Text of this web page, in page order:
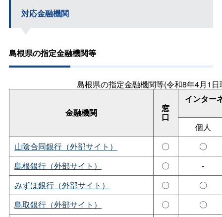
対応金融機関
島根県の指定金融機関等
島根県の指定金融機関等(令和8年4月1日
金融機関 窓
口
インター
個人
山陰合同銀行（外部サイト）
〇
〇
島根銀行（外部サイト）
〇
-
みずほ銀行（外部サイト）
〇
〇
鳥取銀行（外部サイト）
〇
〇